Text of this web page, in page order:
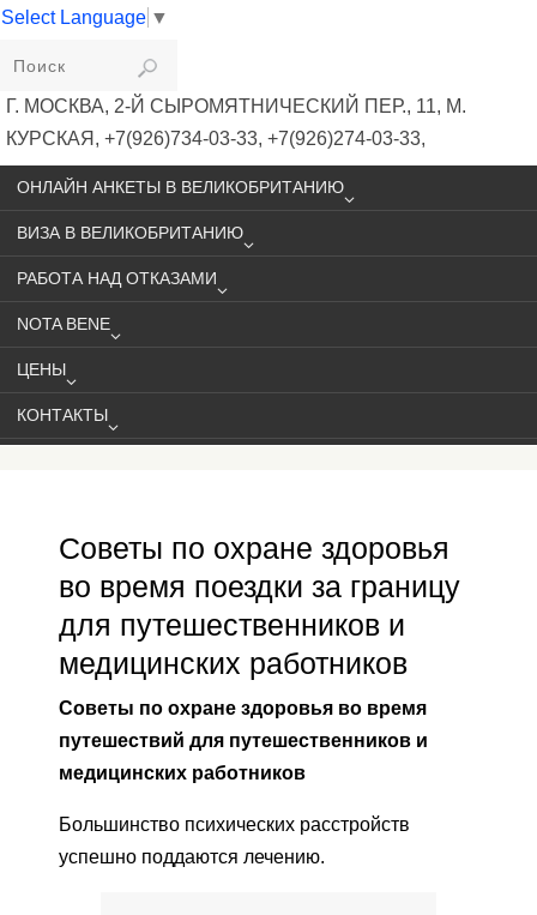
Select Language ▼
VIKIVISA
Г. МОСКВА, 2-Й СЫРОМЯТНИЧЕСКИЙ ПЕР., 11, М.
КУРСКАЯ, +7(926)734-03-33, +7(926)274-03-33,
VISA@VIKIVISA.RU
ОНЛАЙН АНКЕТЫ В ВЕЛИКОБРИТАНИЮ
ВИЗА В ВЕЛИКОБРИТАНИЮ
РАБОТА НАД ОТКАЗАМИ
NOTA BENE
ЦЕНЫ
КОНТАКТЫ
Советы по охране здоровья
во время поездки за границу
для путешественников и
медицинских работников
Советы по охране здоровья во время
путешествий для путешественников и
медицинских работников
Большинство психических расстройств
успешно поддаются лечению.